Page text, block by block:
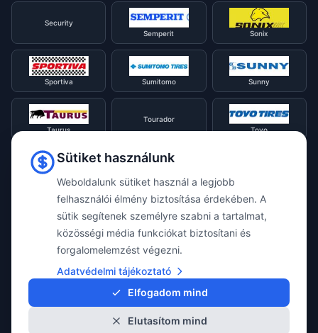
Security
Semperit
Sonix
Sportiva Sumitomo Sunny
Taurus
Tourador
Toyo
Tracmax
Triangle
Viking Voyager
Vredestein
Sütiket használunk
Weboldalunk sütiket használ a legjobb
felhasználói élmény biztosítása érdekében. A
sütik segítenek személyre szabni a tartalmat,
közösségi média funkciókat biztosítani és
forgalomelemzést végezni.
Adatvédelmi tájékoztató
Elfogadom mind
Elutasítom mind